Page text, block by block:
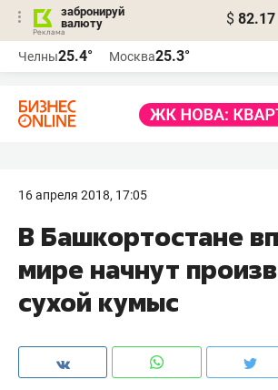
забронируй
валюту
$ 82.17
Челны25.4° Москва25.3°
16 апреля 2018, 17:05
В Башкортостане
мире начнут
сухой кумыс